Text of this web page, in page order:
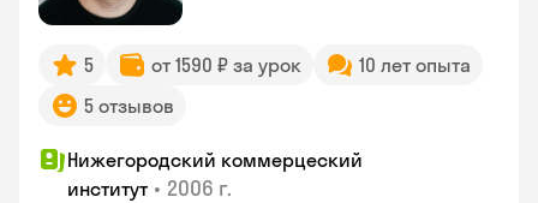
5 от 1590 ₽ за урок
10 лет опыта
5 отзывов
Нижегородский коммерцеский
институт • 2006 г.